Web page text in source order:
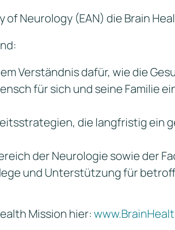
of Neurology (EAN) die Brain
Verständnis dafür, wie die
für sich und seine Familie
die langfristig ein
der Neurologie sowie der
und Unterstützung für
Mission hier: